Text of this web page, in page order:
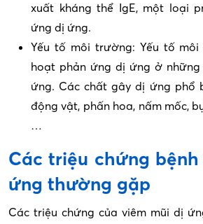
xuất kháng thể IgE, một loại
ứng dị ứng.
Yếu tố môi trường: Yếu tố
hoạt phản ứng dị ứng ở
ứng. Các chất gây dị ứng phổ
động vật, phấn hoa, nấm mốc,
…
Các triệu chứng
ứng thường gặp
Các triệu chứng của viêm mũi dị